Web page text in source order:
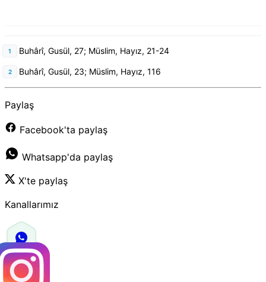
Buhârî, Gusül, 27; Müslim, Hayız, 21-24
Buhârî, Gusül, 23; Müslim, Hayız, 116
Paylaş
Facebook'ta paylaş
Whatsapp'da paylaş
X'te paylaş
Kanallarımız